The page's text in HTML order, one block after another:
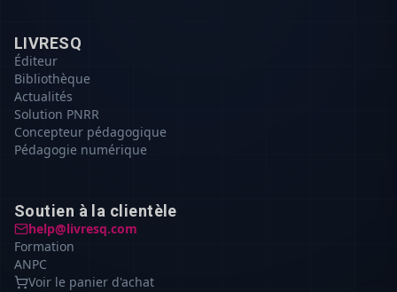
LIVRESQ
Éditeur
Bibliothèque
Actualités
Solution PNRR
Concepteur pédagogique
Pédagogie numérique
Soutien à la clientèle
help@livresq.com
Formation
ANPC
Voir le panier d'achat